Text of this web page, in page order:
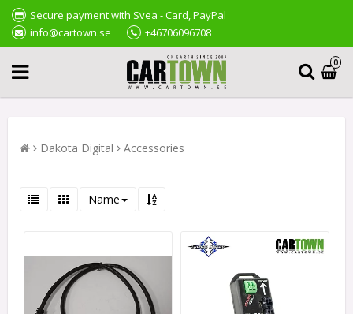
Secure payment with Svea - Card, PayPal
info@cartown.se
+46706096708
0
Dakota Digital Accessories
Name